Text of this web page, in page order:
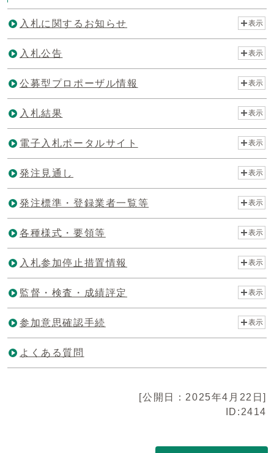
入札に関するお知らせ 表示
入札公告 表示
公募型プロポーザル情報 表示
入札結果 表示
電子入札ポータルサイト 表示
発注見通し 表示
発注標準・登録業者一覧等 表示
各種様式・要領等 表示
入札参加停止措置情報 表示
監督・検査・成績評定 表示
参加意思確認手続 表示
よくある質問
[公開日：2025年4月22日]
ID:2414